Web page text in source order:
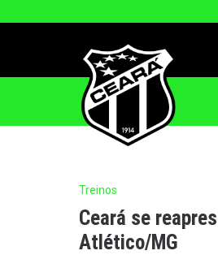
Treinos
Ceará se
Atlético/MG